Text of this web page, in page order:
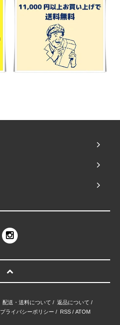
配送・送料について / 返品について /
プライバシーポリシー / RSS / ATOM